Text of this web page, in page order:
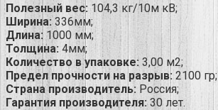
Полезный вес: 104,3 кг/10м кВ;
Ширина:336мм;
Длина:1000 мм;
Толщина:4мм;
Количество в упаковке: 3,00 м2;
Предел прочности на разрыв: 2100 гр;
Страна производитель: Россия;
Гарантия производителя:30 лет.